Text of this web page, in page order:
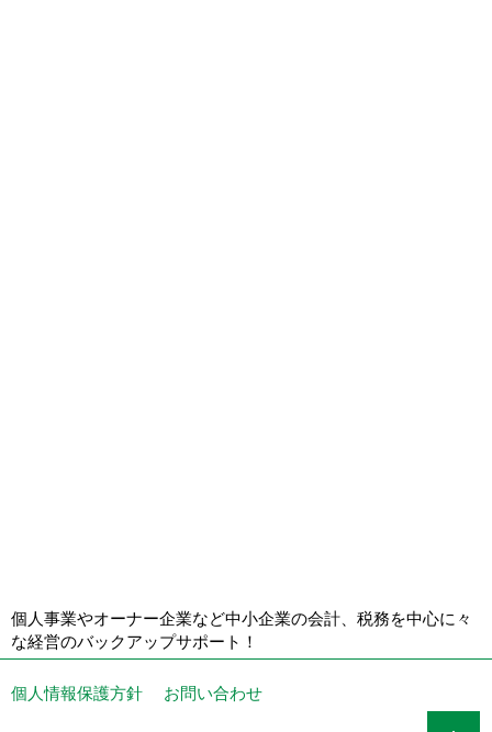
個人事業やオーナー企業など中小企業の会計、税務を中心に々
な経営のバックアップサポート！
個人情報保護方針 お問い合わせ